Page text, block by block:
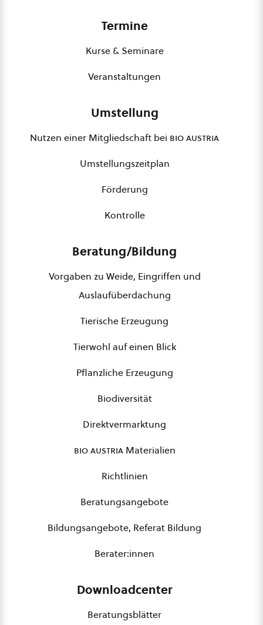
Termine
Kurse & Seminare
Veranstaltungen
Umstellung
Nutzen einer Mitgliedschaft bei bio austria
Umstellungszeitplan
Förderung
Kontrolle
Beratung/Bildung
Vorgaben zu Weide, Eingriffen und
Auslaufüberdachung
Tierische Erzeugung
Tierwohl auf einen Blick
Pflanzliche Erzeugung
Biodiversität
Direktvermarktung
bio austriaMaterialien
Richtlinien
Beratungsangebote
Bildungsangebote, Referat Bildung
Berater:innen
Downloadcenter
Beratungsblätter